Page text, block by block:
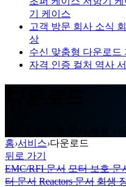
기 케이스
고객 방문 회사 소식
상
수신 맞춤형 다운로드
자격 인증 컬처 역사
다운로드,제품 문서,제품 사
홈›서비스›다운로드
뒤로 가기
EMC/RFI 문서 모터 보호 문
터 문서 Reactors 문서 회생